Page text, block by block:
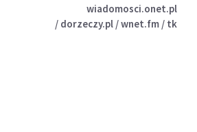
wiadomosci.onet.pl
/ dorzeczy.pl / wnet.fm / tk